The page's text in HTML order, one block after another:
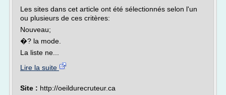
Les sites dans cet article ont été sélectionnés selon l'un
ou plusieurs de ces critères:
Nouveau;
�? la mode.
La liste ne...
Lire la suite
Site : http://oeildurecruteur.ca